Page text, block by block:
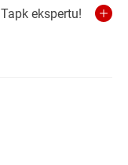
Tapk ekspertu!